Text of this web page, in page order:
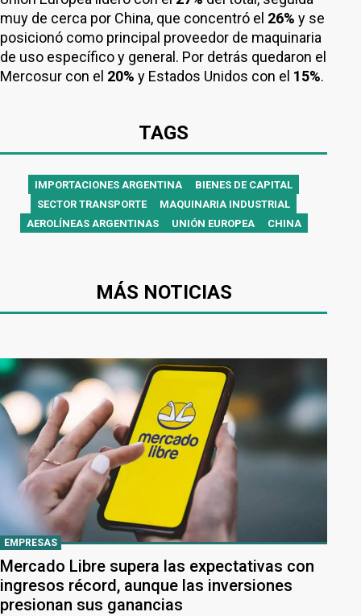
muy de cerca por China, que concentró el 26% y se
posicionó como principal proveedor de maquinaria
de uso específico y general. Por detrás quedaron el
Mercosur con el 20% y Estados Unidos con el 15%.
TAGS
IMPORTACIONES ARGENTINA
BIENES DE CAPITAL
SECTOR TRANSPORTE
MAQUINARIA INDUSTRIAL
AEROLÍNEAS ARGENTINAS
UNIÓN EUROPEA CHINA
MÁS NOTICIAS
EMPRESAS
Mercado Libre supera las expectativas con
ingresos récord, aunque las inversiones
presionan sus ganancias